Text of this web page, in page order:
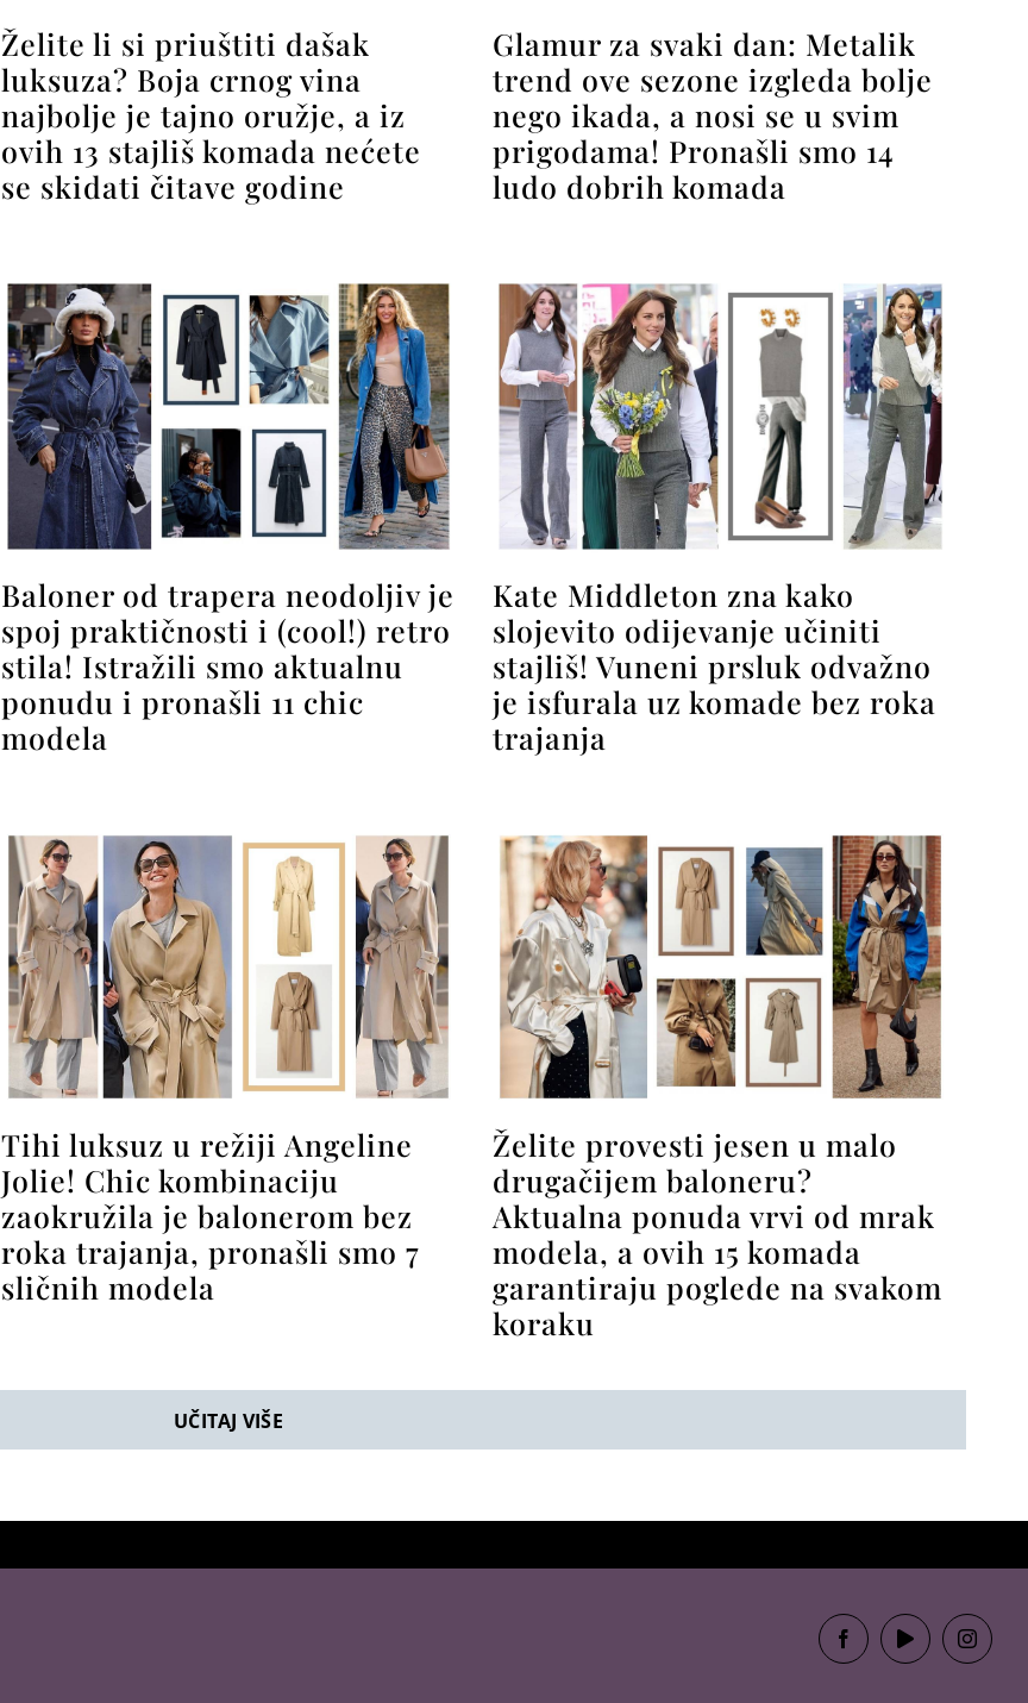
Želite li si priuštiti dašak
luksuza? Boja crnog vina
najbolje je tajno oružje, a iz
ovih 13 stajliš komada nećete
se skidati čitave godine
Glamur za svaki dan: Metalik
trend ove sezone izgleda bolje
nego ikada, a nosi se u svim
prigodama! Pronašli smo 14
ludo dobrih komada
Baloner od trapera neodoljiv je
spoj praktičnosti i (cool!) retro
stila! Istražili smo aktualnu
ponudu i pronašli 11 chic
modela
Kate Middleton zna kako
slojevito odijevanje učiniti
stajliš! Vuneni prsluk odvažno
je isfurala uz komade bez roka
trajanja
Tihi luksuz u režiji Angeline
Jolie! Chic kombinaciju
zaokružila je balonerom bez
roka trajanja, pronašli smo 7
sličnih modela
Želite provesti jesen u malo
drugačijem baloneru?
Aktualna ponuda vrvi od mrak
modela, a ovih 15 komada
garantiraju poglede na svakom
koraku
UČITAJ VIŠE